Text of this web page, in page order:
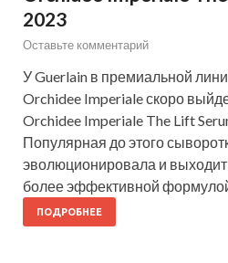
2023
Оставьте комментарий
У Guerlain в премиальной
Orchidee Imperiale скоро
Orchidee Imperiale The Lift
Популярная до этого
эволюционировала и выходит
более эффективной
ПОДРОБНЕЕ